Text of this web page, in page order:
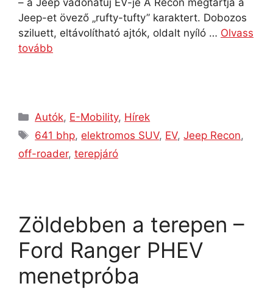
– a Jeep vadonatúj EV-je A Recon megtartja a
Jeep-et övező „rufty-tufty” karaktert. Dobozos
sziluett, eltávolítható ajtók, oldalt nyíló … Olvass
tovább
Autók, E-Mobility, Hírek
641 bhp,elektromos SUV, EV,Jeep Recon,
off-roader, terepjáró
Zöldebben a terepen –
Ford Ranger PHEV
menetpróba